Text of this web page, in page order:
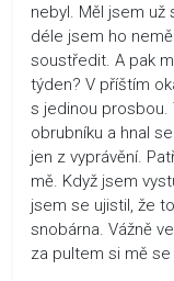
nebyl. Měl jsem už
déle jsem ho
soustředit. A pak
týden? V příštím
s jedinou prosbou.
obrubníku a hnal
jen z vyprávění.
mě. Když jsem
jsem se ujistil, že
snobárna. Vážně
za pultem si mě